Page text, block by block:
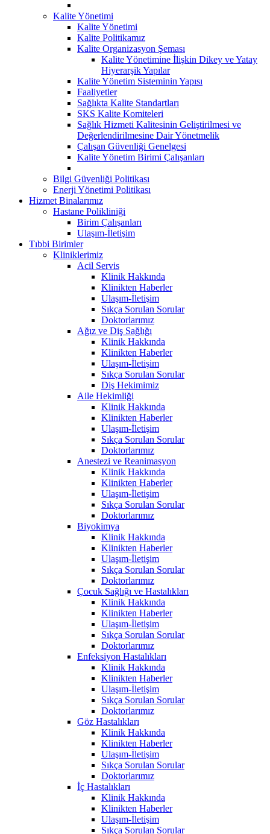
Kalite Yönetimi
Kalite Yönetimi
Kalite Politikamız
Kalite Organizasyon Şeması
Kalite Yönetimine İlişkin Dikey ve Yatay
Hiyerarşik Yapılar
Kalite Yönetim Sisteminin Yapısı
Faaliyetler
Sağlıkta Kalite Standartları
SKS Kalite Komiteleri
Sağlık Hizmeti Kalitesinin Geliştirilmesi ve
Değerlendirilmesine Dair Yönetmelik
Çalışan Güvenliği Genelgesi
Kalite Yönetim Birimi Çalışanları
Bilgi Güvenliği Politikası
Enerji Yönetimi Politikası
Hizmet Binalarımız
Hastane Polikliniği
Birim Çalışanları
Ulaşım-İletişim
Tıbbi Birimler
Kliniklerimiz
Acil Servis
Klinik Hakkında
Klinikten Haberler
Ulaşım-İletişim
Sıkça Sorulan Sorular
Doktorlarımız
Ağız ve Diş Sağlığı
Klinik Hakkında
Klinikten Haberler
Ulaşım-İletişim
Sıkça Sorulan Sorular
Diş Hekimimiz
Aile Hekimliği
Klinik Hakkında
Klinikten Haberler
Ulaşım-İletişim
Sıkça Sorulan Sorular
Doktorlarımız
Anestezi ve Reanimasyon
Klinik Hakkında
Klinikten Haberler
Ulaşım-İletişim
Sıkça Sorulan Sorular
Doktorlarımız
Biyokimya
Klinik Hakkında
Klinikten Haberler
Ulaşım-İletişim
Sıkça Sorulan Sorular
Doktorlarımız
Çocuk Sağlığı ve Hastalıkları
Klinik Hakkında
Klinikten Haberler
Ulaşım-İletişim
Sıkça Sorulan Sorular
Doktorlarımız
Enfeksiyon Hastalıkları
Klinik Hakkında
Klinikten Haberler
Ulaşım-İletişim
Sıkça Sorulan Sorular
Doktorlarımız
Göz Hastalıkları
Klinik Hakkında
Klinikten Haberler
Ulaşım-İletişim
Sıkça Sorulan Sorular
Doktorlarımız
İç Hastalıkları
Klinik Hakkında
Klinikten Haberler
Ulaşım-İletişim
Sıkça Sorulan Sorular